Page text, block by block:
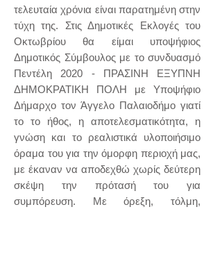
τελευταία χρόνια είναι παρατημένη στην
τύχη της. Στις Δημοτικές Εκλογές του
Οκτωβρίου θα είμαι υποψήφιος
Δημοτικός Σύμβουλος με το συνδυασμό
Πεντέλη 2020 - ΠΡΑΣΙΝΗ ΕΞΥΠΝΗ
ΔΗΜΟΚΡΑΤΙΚΗ ΠΟΛΗ με Υποψήφιο
Δήμαρχο τον Άγγελο Παλαιοδήμο γιατί
το το ήθος, η αποτελεσματικότητα, η
γνώση και το ρεαλιστικά υλοποιήσιμο
όραμα του για την όμορφη περιοχή μας,
με έκαναν να αποδεχθώ χωρίς δεύτερη
σκέψη την πρότασή του για
συμπόρευση. Με όρεξη, τόλμη,